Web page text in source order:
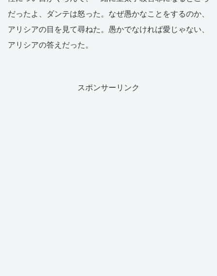
だったよ、ダンテは怒った。なぜ愚かなことをするのか、
アリシアの目を見て尋ねた。愚かでなければ愛じゃない、
アリシアの答えだった。
スポンサーリンク